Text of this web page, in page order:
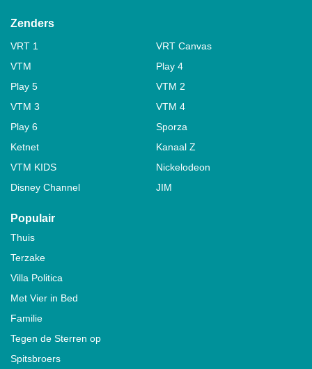
Zenders
VRT 1
VRT Canvas
VTM
Play 4
Play 5
VTM 2
VTM 3
VTM 4
Play 6
Sporza
Ketnet
Kanaal Z
VTM KIDS
Nickelodeon
Disney Channel
JIM
Populair
Thuis
Terzake
Villa Politica
Met Vier in Bed
Familie
Tegen de Sterren op
Spitsbroers